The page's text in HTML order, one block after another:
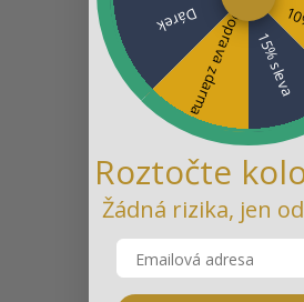
15% sleva
Doprava zdarma
Dárek
Roztočte
Žádná rizika, jen